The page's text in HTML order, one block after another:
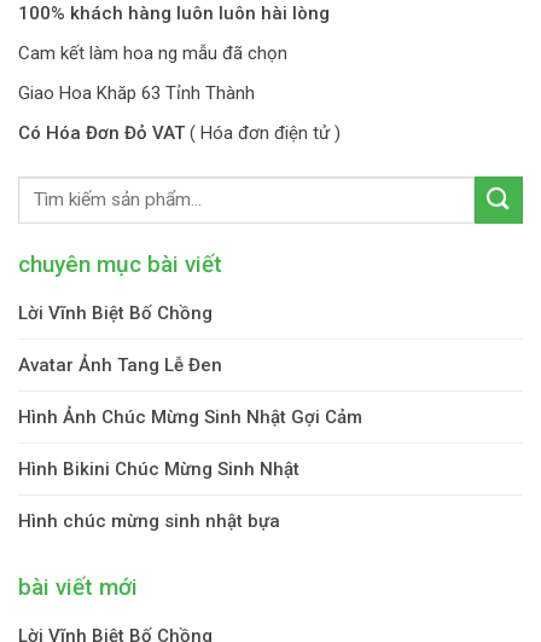
100% khách hàng luôn luôn hài lòng
Cam kết làm hoa ng mẫu đã chọn
Giao Hoa Khăp 63 Tỉnh Thành
Có Hóa Đơn Đỏ VAT ( Hóa đơn điện tử )
chuyên mục bài viết
Lời Vĩnh Biệt Bố Chồng
Avatar Ảnh Tang Lễ Đen
Hình Ảnh Chúc Mừng Sinh Nhật Gợi Cảm
Hình Bikini Chúc Mừng Sinh Nhật
Hình chúc mừng sinh nhật bựa
bài viết mới
Lời Vĩnh Biệt Bố Chồng